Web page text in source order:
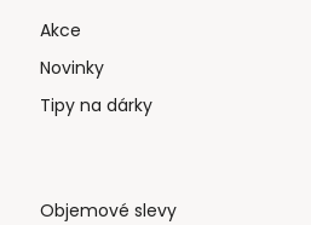
Akce
Novinky
Tipy na dárky
Objemové slevy